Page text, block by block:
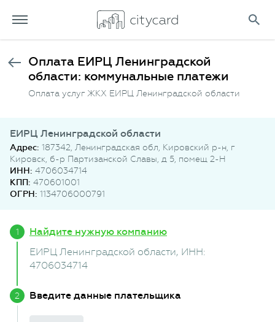
Оплата ЕИРЦ Ленинградской
области: коммунальные платежи
Оплата услуг ЖКХ ЕИРЦ Ленинградской области
ЕИРЦ Ленинградской области
Адрес: 187342, Ленинградская обл, Кировский р-н, г
Кировск, б-р Партизанской Славы, д 5, помещ 2-Н
ИНН: 4706034714
КПП: 470601001
ОГРН: 1134706000791
Найдите нужную компанию
ЕИРЦ Ленинградской области, ИНН:
4706034714
Введите данные плательщика